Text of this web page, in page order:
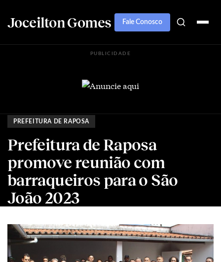
Joceilton Gomes Fale Conosco
PUBLICIDADE
PREFEITURA DE RAPOSA
Prefeitura de Raposa
promove reunião com
barraqueiros para o São
João 2023